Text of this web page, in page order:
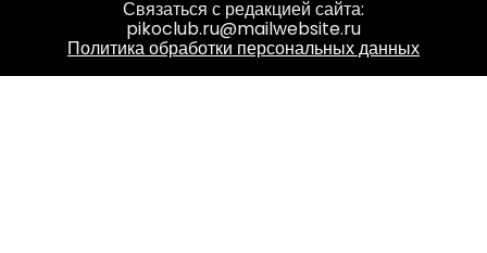
Связаться с редакцией сайта:
pikoclub.ru@mailwebsite.ru
Политика обработки персональных данных